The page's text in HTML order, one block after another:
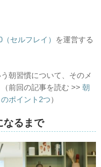
セルフレイ）
を運営する
朝習慣について、そのメ
前回の記事を読む >> 朝
ポイント2つ）
なるまで